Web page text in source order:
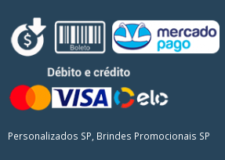
Personalizados SP, Brindes Promocionais SP